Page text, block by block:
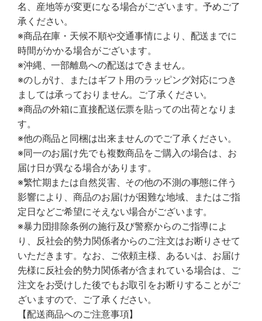
名、産地等が変更になる場合がございます。予めご了
承ください。
※商品在庫・天候不順や交通事情により、配送までに
時間がかかる場合がございます。
※沖縄、一部離島への配送はできません。
※のしがけ、またはギフト用のラッピング対応につき
ましては承っておりません。ご了承ください。
※商品の外箱に直接配送伝票を貼っての出荷となりま
す。
※他の商品と同梱は出来ませんのでご了承ください。
※同一のお届け先でも複数商品をご購入の場合は、お
届け日が異なる場合があります。
※繁忙期または自然災害、その他の不測の事態に伴う
影響により、商品のお届けが困難な地域、またはご指
定日などご希望にそえない場合がございます。
※暴力団排除条例の施行及び警察からのご指導によ
り、反社会的勢力関係者からのご注文はお断りさせて
いただきます。なお、ご依頼主様、あるいは、お届け
先様に反社会的勢力関係者が含まれている場合は、ご
注文をお受けした後でもお取引をお断りすることがご
ざいますので、ご了承ください。
【配送商品へのご注意事項】